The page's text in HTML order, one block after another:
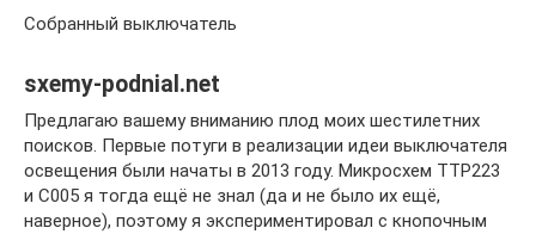
Собранный выключатель
sxemy-podnial.net
Предлагаю вашему вниманию плод моих шестилетних
поисков. Первые потуги в реализации идеи выключателя
освещения были начаты в 2013 году. Микросхем TTP223
и C005 я тогда ещё не знал (да и не было их ещё,
наверное), поэтому я экспериментировал с кнопочным